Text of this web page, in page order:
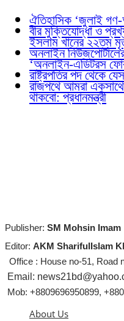
ঐতিহাসিক ‘জুলাই
বীর মুক্তিযোদ্ধা ও
ইসলাম খানের ২২তম
অনলাইন
‘অনলাইন-এডিটরস
রাষ্ট্রপতির পদ থেকে
রাজপথে আমরা
থাকবো: প্রধানমন্ত্রী
Publisher: SM Mohsin Imam
Editor: AKM SharifulIslam
Office : House no-51, Road
Email:
Mob: +8809696950899,
About Us